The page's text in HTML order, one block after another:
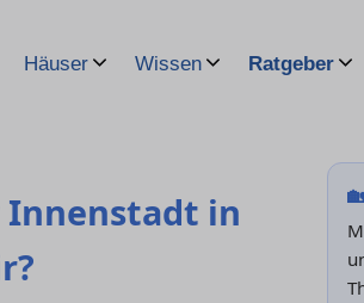
Häuser Wissen Ratgeber
Innenstadt in